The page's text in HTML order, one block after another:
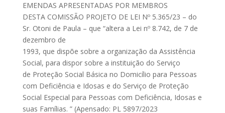
EMENDAS APRESENTADAS POR MEMBROS
DESTA COMISSÃO PROJETO DE LEI Nº 5.365/23 – do
Sr. Otoni de Paula – que “altera a Lei nº 8.742, de 7 de
dezembro de
1993, que dispõe sobre a organização da Assistência
Social, para dispor sobre a instituição do Serviço
de Proteção Social Básica no Domicílio para Pessoas
com Deficiência e Idosas e do Serviço de Proteção
Social Especial para Pessoas com Deficiência, Idosas e
suas Famílias. ” (Apensado: PL 5897/2023